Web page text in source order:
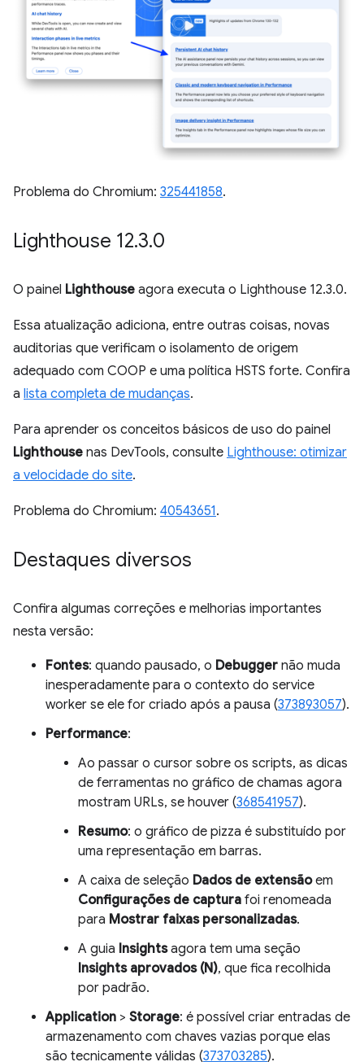
Problema do Chromium: 325441858.
Lighthouse 12.3.0
O painel Lighthouse agora executa o Lighthouse 12.3.0.
Essa atualização adiciona, entre outras coisas, novas
auditorias que verificam o isolamento de origem
adequado com COOP e uma política HSTS forte. Confira
a lista completa de mudanças.
Para aprender os conceitos básicos de uso do painel
Lighthouse nas DevTools, consulte Lighthouse: otimizar
a velocidade do site.
Problema do Chromium: 40543651.
Destaques diversos
Confira algumas correções e melhorias importantes
nesta versão:
Fontes: quando pausado, o Debugger não muda
inesperadamente para o contexto do service
worker se ele for criado após a pausa (373893057).
Performance:
Ao passar o cursor sobre os scripts, as dicas
de ferramentas no gráfico de chamas agora
mostram URLs, se houver (368541957).
Resumo: o gráfico de pizza é substituído por
uma representação em barras.
A caixa de seleção Dados de extensãoem
Configurações de captura foi renomeada
para Mostrar faixas personalizadas.
A guia Insightsagora tem uma seção
Insights aprovados (N), que fica recolhida
por padrão.
Application > Storage: é possível criar entradas de
armazenamento com chaves vazias porque elas
são tecnicamente válidas (373703285).